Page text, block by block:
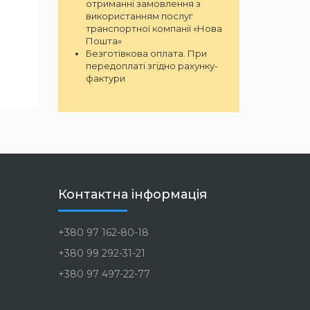
отриманні замовлення з
використанням послуг
транспортної компанії «Нова
Пошта»
Безготівкова оплата. При
передоплаті згідно рахунку-
фактури
Контактна інформація
+380 97 162-80-18
+380 99 292-31-21
+380 97 497-22-77